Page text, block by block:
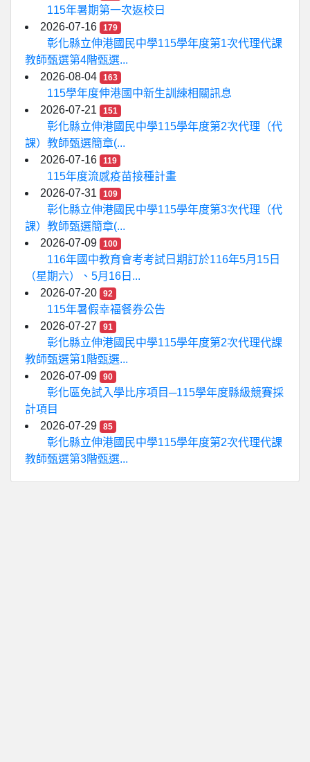
115年暑期第一次返校日
2026-07-16
179
彰化縣立伸港國民中學115學年度第1次代理代課
教師甄選第4階甄選...
2026-08-04
163
115學年度伸港國中新生訓練相關訊息
2026-07-21
151
彰化縣立伸港國民中學115學年度第2次代理（代
課）教師甄選簡章(...
2026-07-16
119
115年度流感疫苗接種計畫
2026-07-31
109
彰化縣立伸港國民中學115學年度第3次代理（代
課）教師甄選簡章(...
2026-07-09
100
116年國中教育會考考試日期訂於116年5月15日
（星期六）、5月16日...
2026-07-20
92
115年暑假幸福餐券公告
2026-07-27
91
彰化縣立伸港國民中學115學年度第2次代理代課
教師甄選第1階甄選...
2026-07-09
90
彰化區免試入學比序項目─115學年度縣級競賽採
計項目
2026-07-29
85
彰化縣立伸港國民中學115學年度第2次代理代課
教師甄選第3階甄選...